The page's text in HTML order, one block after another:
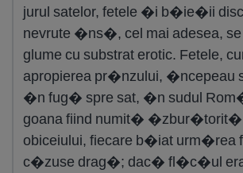
jurul satelor, fetele �i b�ie�ii
nevrute �ns�, cel mai adesea, se
glume cu substrat erotic. Fetele,
apropierea pr�nzului, �ncepeau
�n fug� spre sat, �n sudul
goana fiind numit�
obiceiului, fiecare b�iat urm�rea
c�zuse drag�; dac� fl�c�ul era